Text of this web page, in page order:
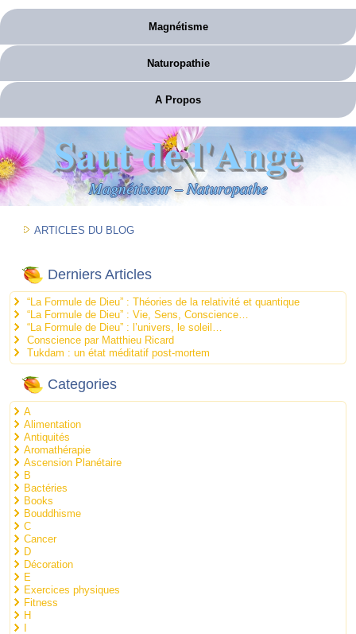
Magnétisme
Naturopathie
A Propos
Saut de l'Ange
Magnétiseur – Naturopathe
ARTICLES DU BLOG
Derniers Articles
“La Formule de Dieu” : Théories de la relativité et quantique
“La Formule de Dieu” : Vie, Sens, Conscience…
“La Formule de Dieu” : l’univers, le soleil…
Conscience par Matthieu Ricard
Tukdam : un état méditatif post-mortem
Categories
A
Alimentation
Antiquités
Aromathérapie
Ascension Planétaire
B
Bactéries
Books
Bouddhisme
C
Cancer
D
Décoration
E
Exercices physiques
Fitness
H